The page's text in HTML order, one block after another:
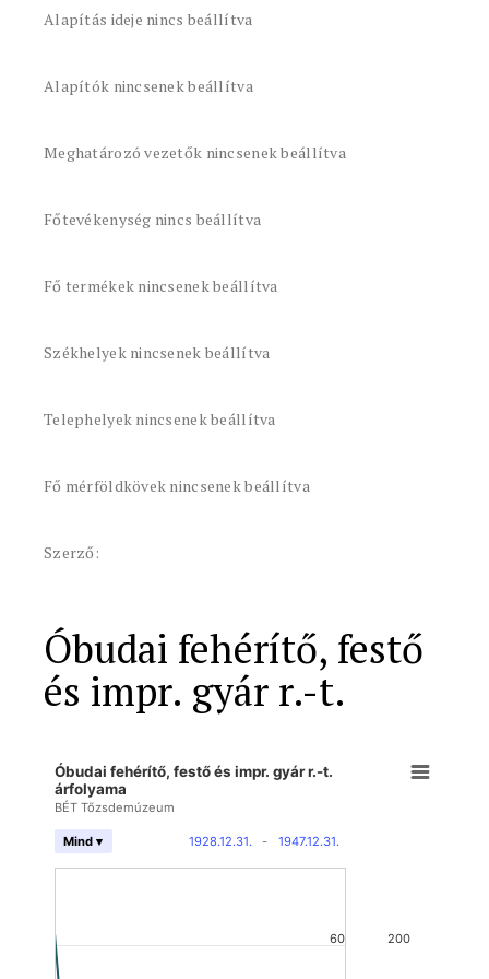
Alapítás ideje nincs beállítva
Alapítók nincsenek beállítva
Meghatározó vezetők nincsenek beállítva
Főtevékenység nincs beállítva
Fő termékek nincsenek beállítva
Székhelyek nincsenek beállítva
Telephelyek nincsenek beállítva
Fő mérföldkövek nincsenek beállítva
Szerző:
Óbudai fehérítő, festő
és impr. gyár r.-t.
Óbudai fehérítő, festő és impr. gyár r.-t.
árfolyama
BÉT Tőzsdemúzeum
1928.12.31. - 1947.12.31.
Mind ▾
60 200